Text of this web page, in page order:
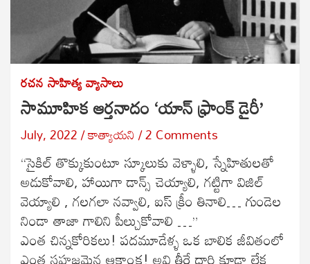
రచనసాహిత్య వ్యాసాలు
సామూహిక ఆర్తనాదం ‘యాన్ ఫ్రాంక్ డైరీ’
July, 2022 కాత్యాయని 2 Comments
“సైకిల్ తొక్కుకుంటూ స్కూలుకు వెళ్ళాలి, స్నేహితులతో
అడుకోవాలి, హాయిగా డాన్స్ చెయ్యాలి, గట్టిగా విజిల్
వెయ్యాలి , గలగలా నవ్వాలి, ఐస్ క్రీం తినాలి… గుండెల
నిండా తాజా గాలిని పీల్చుకోవాలి …”
ఎంత చిన్నకోరికలు! పదమూడేళ్ళ ఒక బాలిక జీవితంలో